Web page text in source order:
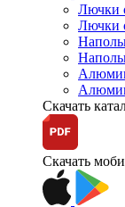
Лючки
Лючки
Скачать
Скачать